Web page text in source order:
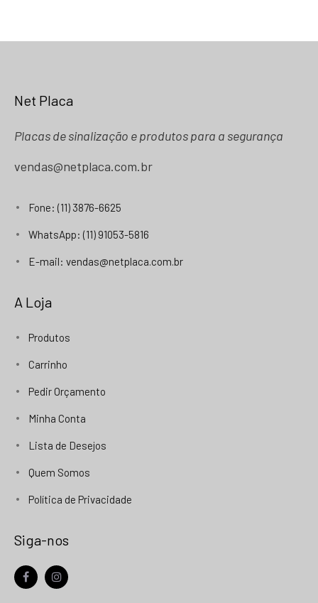
Net Placa
Placas de sinalização e produtos para a segurança
vendas@netplaca.com.br
Fone: (11) 3876-6625
WhatsApp: (11) 91053-5816
E-mail: vendas@netplaca.com.br
A Loja
Produtos
Carrinho
Pedir Orçamento
Minha Conta
Lista de Desejos
Quem Somos
Política de Privacidade
Siga-nos